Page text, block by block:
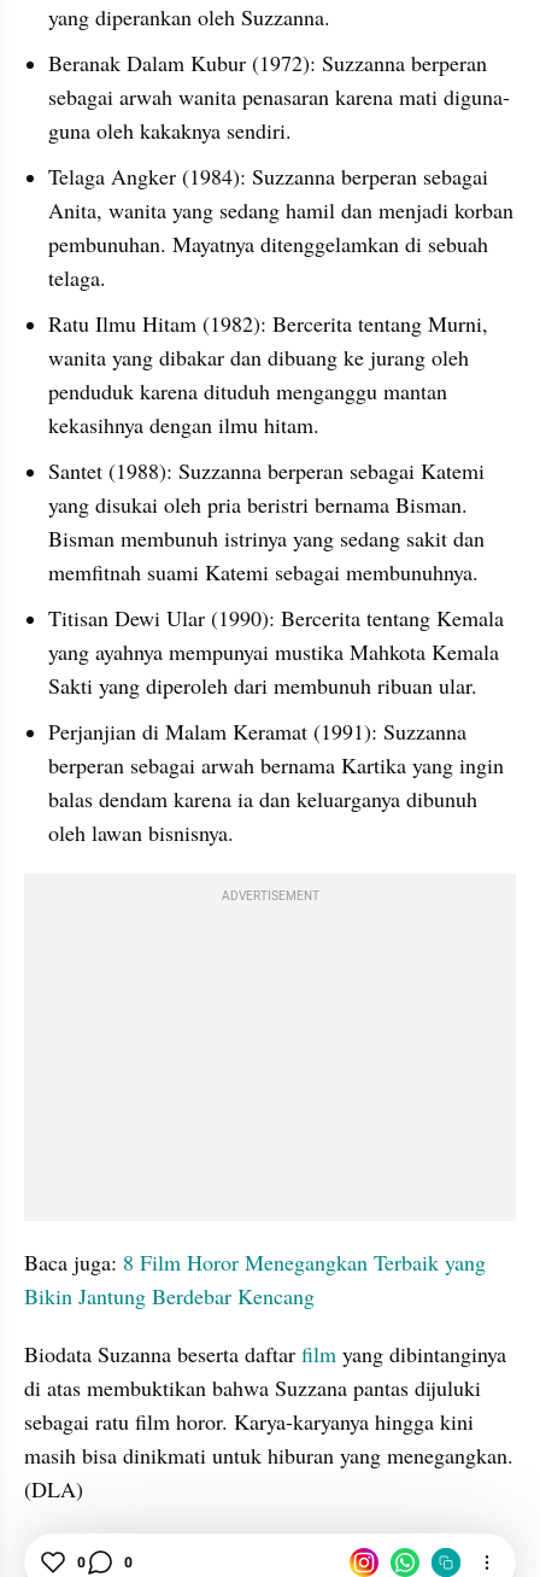
yang diperankan oleh Suzzanna.
Beranak Dalam Kubur (1972): Suzzanna berperan
sebagai arwah wanita penasaran karena mati diguna-
guna oleh kakaknya sendiri.
Telaga Angker (1984): Suzzanna berperan sebagai
Anita, wanita yang sedang hamil dan menjadi korban
pembunuhan. Mayatnya ditenggelamkan di sebuah
telaga.
Ratu Ilmu Hitam (1982): Bercerita tentang Murni,
wanita yang dibakar dan dibuang ke jurang oleh
penduduk karena dituduh menganggu mantan
kekasihnya dengan ilmu hitam.
Santet (1988): Suzzanna berperan sebagai Katemi
yang disukai oleh pria beristri bernama Bisman.
Bisman membunuh istrinya yang sedang sakit dan
memfitnah suami Katemi sebagai membunuhnya.
Titisan Dewi Ular (1990): Bercerita tentang Kemala
yang ayahnya mempunyai mustika Mahkota Kemala
Sakti yang diperoleh dari membunuh ribuan ular.
Perjanjian di Malam Keramat (1991): Suzzanna
berperan sebagai arwah bernama Kartika yang ingin
balas dendam karena ia dan keluarganya dibunuh
oleh lawan bisnisnya.
ADVERTISEMENT
Baca juga: 8 Film Horor Menegangkan Terbaik yang
Bikin Jantung Berdebar Kencang
Biodata Suzanna beserta daftar film yang dibintanginya
di atas membuktikan bahwa Suzzana pantas dijuluki
sebagai ratu film horor. Karya-karyanya hingga kini
masih bisa dinikmati untuk hiburan yang menegangkan.
(DLA)
Biodata
0 0